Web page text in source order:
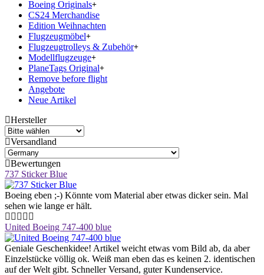
Boeing Originals
CS24 Merchandise
Edition Weihnachten
Flugzeugmöbel
Flugzeugtrolleys & Zubehör
Modellflugzeuge
PlaneTags Original
Remove before flight
Angebote
Neue Artikel
Hersteller
Versandland
Bewertungen
737 Sticker Blue
Boeing eben ;-) Könnte vom Material aber etwas dicker sein. Mal
sehen wie lange er hält.
United Boeing 747-400 blue
Geniale Geschenkidee! Artikel weicht etwas vom Bild ab, da aber
Einzelstücke völlig ok. Weiß man eben das es keinen 2. identischen
auf der Welt gibt. Schneller Versand, guter Kundenservice.